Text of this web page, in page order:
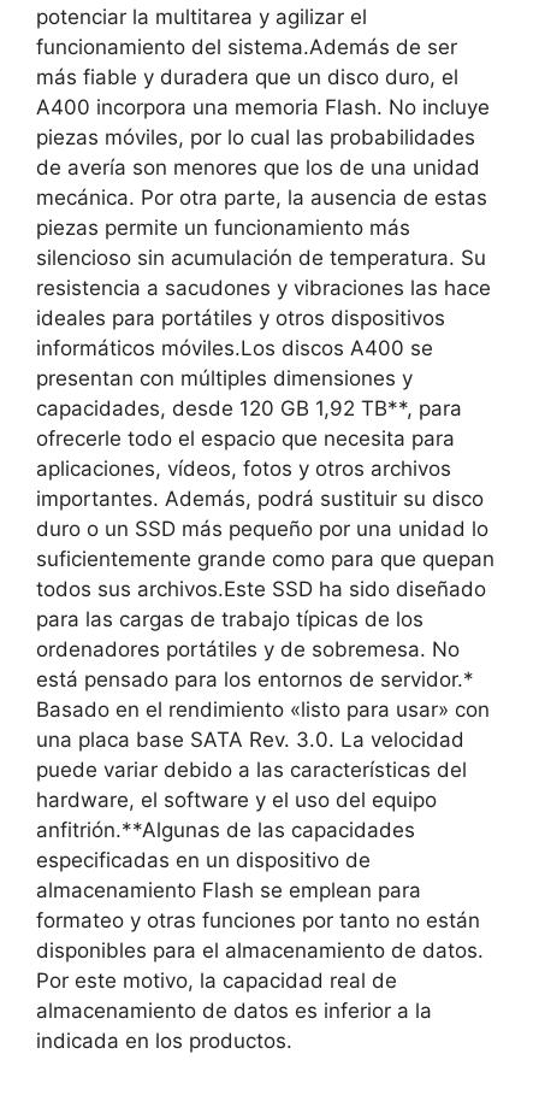
potenciar la multitarea y agilizar el
funcionamiento del sistema.Además de ser
más fiable y duradera que un disco duro, el
A400 incorpora una memoria Flash. No incluye
piezas móviles, por lo cual las probabilidades
de avería son menores que los de una unidad
mecánica. Por otra parte, la ausencia de estas
piezas permite un funcionamiento más
silencioso sin acumulación de temperatura. Su
resistencia a sacudones y vibraciones las hace
ideales para portátiles y otros dispositivos
informáticos móviles.Los discos A400 se
presentan con múltiples dimensiones y
capacidades, desde 120 GB 1,92 TB**, para
ofrecerle todo el espacio que necesita para
aplicaciones, vídeos, fotos y otros archivos
importantes. Además, podrá sustituir su disco
duro o un SSD más pequeño por una unidad lo
suficientemente grande como para que quepan
todos sus archivos.Este SSD ha sido diseñado
para las cargas de trabajo típicas de los
ordenadores portátiles y de sobremesa. No
está pensado para los entornos de servidor.*
Basado en el rendimiento «listo para usar» con
una placa base SATA Rev. 3.0. La velocidad
puede variar debido a las características del
hardware, el software y el uso del equipo
anfitrión.**Algunas de las capacidades
especificadas en un dispositivo de
almacenamiento Flash se emplean para
formateo y otras funciones por tanto no están
disponibles para el almacenamiento de datos.
Por este motivo, la capacidad real de
almacenamiento de datos es inferior a la
indicada en los productos.